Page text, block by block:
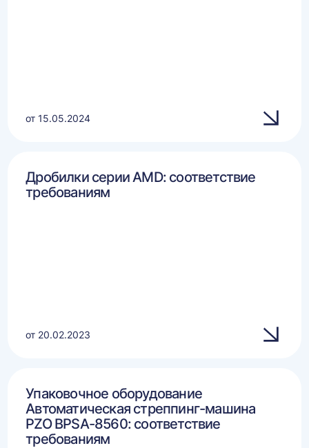
от 15.05.2024
Дробилки серии AMD: соответствие
требованиям
от 20.02.2023
Упаковочное оборудование
Автоматическая стреппинг-машина
PZO BPSA-8560: соответствие
требованиям